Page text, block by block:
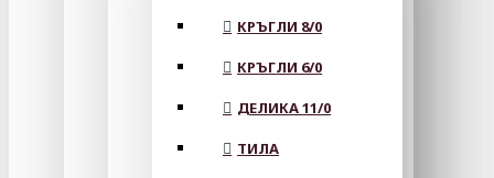
КРЪГЛИ 8/0
КРЪГЛИ 6/0
ДЕЛИКА 11/0
ТИЛА